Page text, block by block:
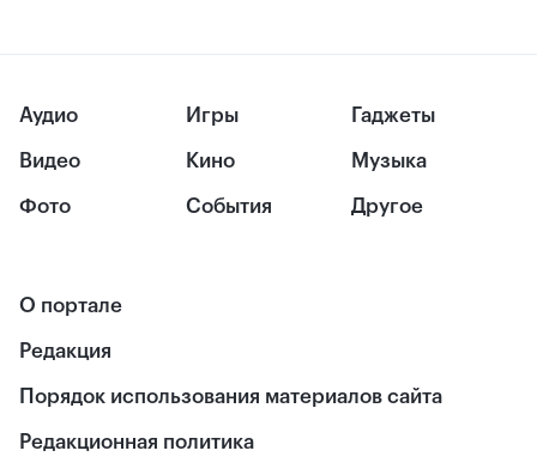
Аудио
Видео
Фото
Игры
Кино
События
Гаджеты
Музыка
Другое
О портале
Редакция
Порядок использования материалов сайта
Редакционная политика